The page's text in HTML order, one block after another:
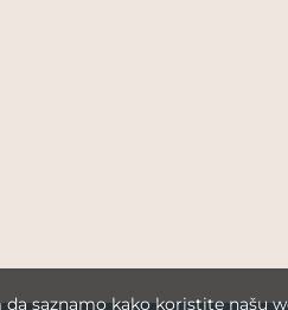
saznamo kako koristite našu